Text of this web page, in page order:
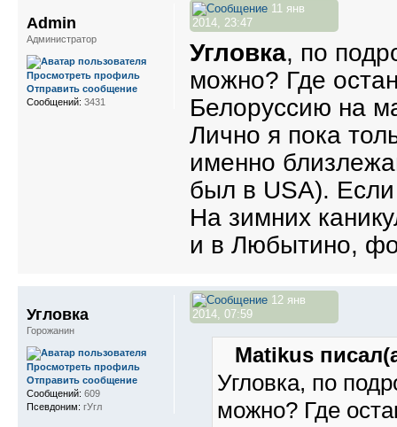
11 янв
2014, 23:47
Угловка, по
можно? Где
Белоруссию на
Лично я пока
именно
был в USA).
На зимних
и в Любытино,
Admin
Администратор
Просмотреть профиль
Отправить сообщение
Сообщений: 3431
12 янв
2014, 07:59
Matikus
Угловка, по
можно? Где
Угловка
Горожанин
Просмотреть профиль
Отправить сообщение
Сообщений: 609
Псевдоним: гУгл